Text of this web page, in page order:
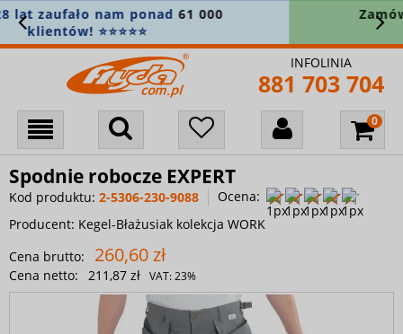
Zamówienie powyżej 400 zł? Wysyłkę
bierzemy na siebie! 🚚
INFOLINIA
881 703 704
Spodnie robocze EXPERT
Kod produktu: 2-5306-230-9088
Ocena:
Producent: Kegel-Błażusiak kolekcja WORK
Cena brutto:
260,60 zł
Cena netto: 211,87 zł VAT:23%